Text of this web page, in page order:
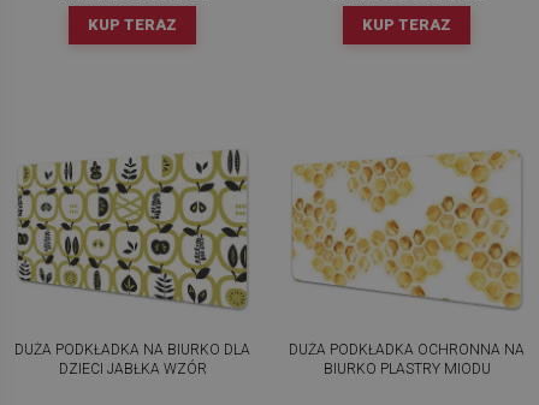
KUP TERAZ KUP TERAZ
DUŻA PODKŁADKA NA BIURKO DLA
DZIECI JABŁKA WZÓR
DUŻA PODKŁADKA OCHRONNA NA
BIURKO PLASTRY MIODU